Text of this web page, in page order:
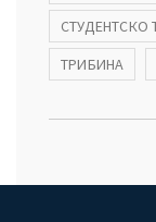
ТРИБИНА